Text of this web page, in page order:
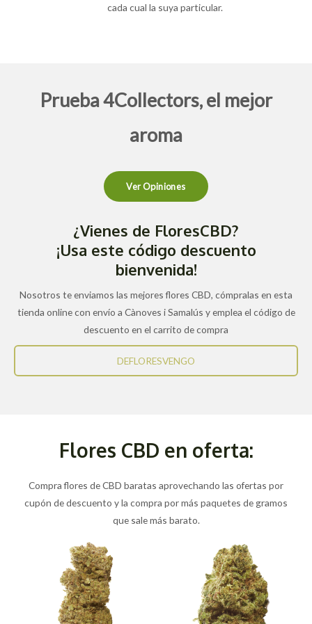
cada cual la suya particular.
Prueba 4Collectors, el mejor
aroma
Ver Opiniones
¿Vienes de FloresCBD?
¡Usa este código descuento
bienvenida!
Nosotros te enviamos las mejores flores CBD, cómpralas en esta
tienda online con envío a Cànoves i Samalús y emplea el código de
descuento en el carrito de compra
DEFLORESVENGO
Flores CBD en oferta:
Compra flores de CBD baratas aprovechando las ofertas por
cupón de descuento y la compra por más paquetes de gramos
que sale más barato.